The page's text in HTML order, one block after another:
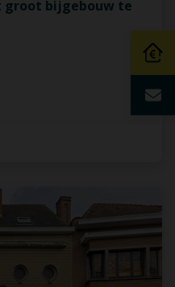
groot bijgebouw te